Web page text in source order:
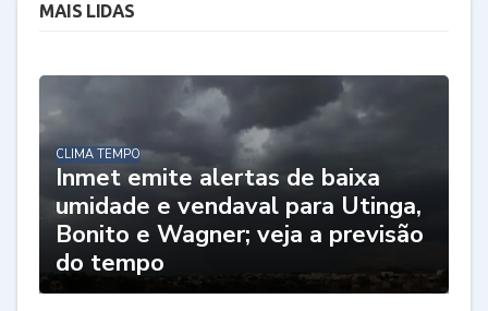
MAIS LIDAS
CLIMA TEMPO
Inmet emite alertas de baixa
umidade e vendaval para Utinga,
Bonito e Wagner; veja a previsão
do tempo